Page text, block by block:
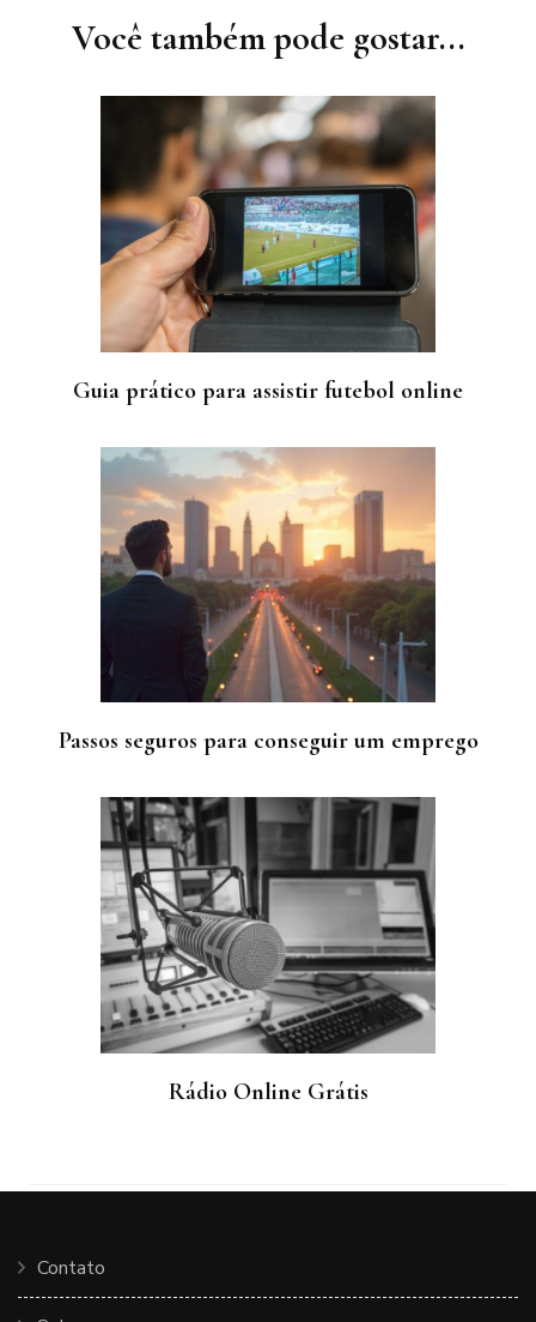
postVocê também pode gostar...
Guia prático para assistir futebol online
Passos seguros para conseguir um emprego
Rádio Online Grátis
Contato